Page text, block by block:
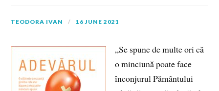
TEODORA IVAN 16 JUNE 2021
„Se spune de multe ori că
o minciună poate face
înconjurul Pământului